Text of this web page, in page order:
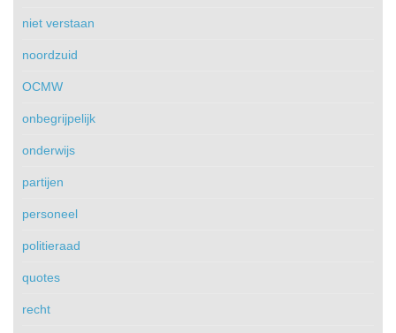
niet verstaan
noordzuid
OCMW
onbegrijpelijk
onderwijs
partijen
personeel
politieraad
quotes
recht